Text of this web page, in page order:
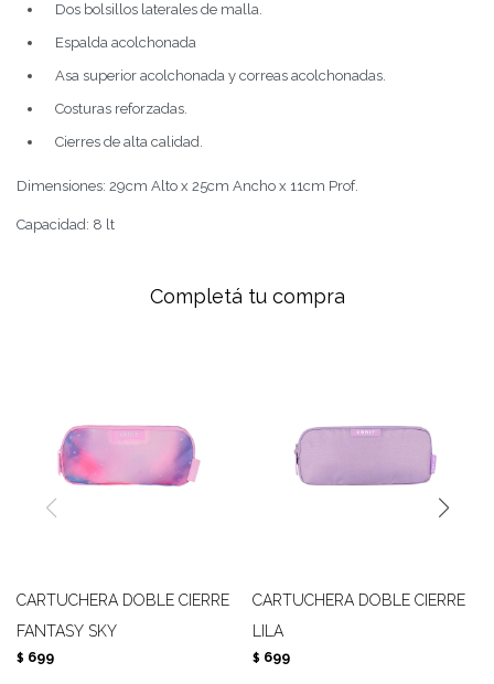
Dos bolsillos laterales de malla.
Espalda acolchonada
Asa superior acolchonada y correas acolchonadas.
Costuras reforzadas.
Cierres de alta calidad.
Dimensiones: 29cm Alto x 25cm Ancho x 11cm Prof.
Capacidad: 8 lt
Completá tu compra
CARTUCHERA DOBLE CIERRE
FANTASY SKY
$ 699
CARTUCHERA DOBLE CIERRE
LILA
$ 699